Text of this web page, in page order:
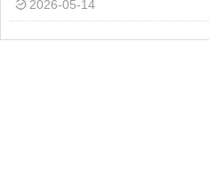
2026-05-14